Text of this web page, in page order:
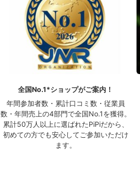
全国No.1*ショップがご案内！
年間参加者数・累計口コミ数・従業員
数・年間売上の4部門で全国No.1を獲得。
累計50万人以上に選ばれたPiPiだから、
初めての方でも安心してご参加いただけ
ます。